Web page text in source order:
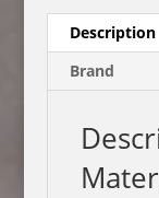
Description
Brand